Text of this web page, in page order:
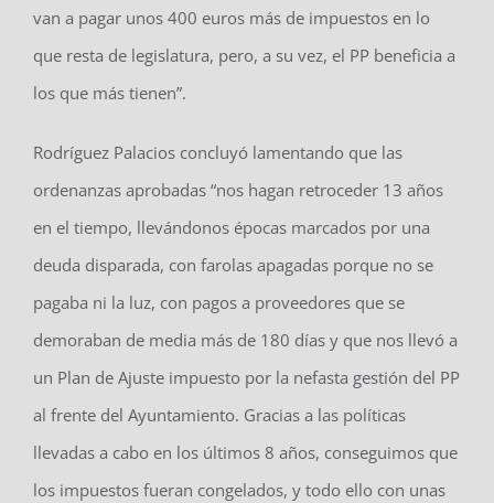
van a pagar unos 400 euros más de impuestos en lo
que resta de legislatura, pero, a su vez, el PP beneficia a
los que más tienen”.
Rodríguez Palacios concluyó lamentando que las
ordenanzas aprobadas “nos hagan retroceder 13 años
en el tiempo, llevándonos épocas marcados por una
deuda disparada, con farolas apagadas porque no se
pagaba ni la luz, con pagos a proveedores que se
demoraban de media más de 180 días y que nos llevó a
un Plan de Ajuste impuesto por la nefasta gestión del PP
al frente del Ayuntamiento. Gracias a las políticas
llevadas a cabo en los últimos 8 años, conseguimos que
los impuestos fueran congelados, y todo ello con unas